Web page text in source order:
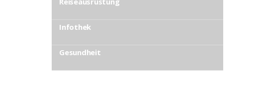
Infothek
Gesundheit